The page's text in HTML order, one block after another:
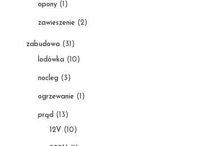
opony (1)
zawieszenie (2)
zabudowa (31)
lodówka (10)
nocleg (3)
ogrzewanie (1)
prąd (13)
12V (10)